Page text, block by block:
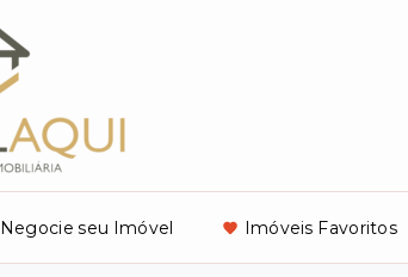
Negocie seu Imóvel Imóveis Favoritos